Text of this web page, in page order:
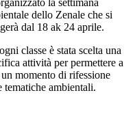
la settimana
dello Zenale che si
dal 18 ak 24 aprile.
classe è stata scelta una
attività per permettere a
momento di rifessione
tematiche ambientali.